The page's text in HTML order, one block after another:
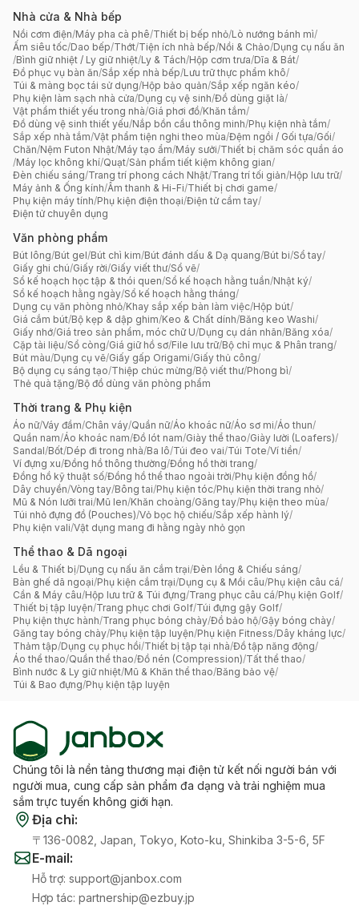
Nhà cửa & Nhà bếp
Nồi cơm điện/Máy pha cà phê/Thiết bị bếp nhỏ/Lò nướng bánh mì/
Ấm siêu tốc/Dao bếp/Thớt/Tiện ích nhà bếp/Nồi & Chảo/Dụng cụ nấu ăn
/Bình giữ nhiệt / Ly giữ nhiệt/Ly & Tách/Hộp cơm trưa/Dĩa & Bát/
Đồ phục vụ bàn ăn/Sắp xếp nhà bếp/Lưu trữ thực phẩm khô/
Túi & màng bọc tái sử dụng/Hộp bảo quản/Sắp xếp ngăn kéo/
Phụ kiện làm sạch nhà cửa/Dụng cụ vệ sinh/Đồ dùng giặt là/
Vật phẩm thiết yếu trong nhà/Giá phơi đồ/Khăn tắm/
Đồ dùng vệ sinh thiết yếu/Nắp bồn cầu thông minh/Phụ kiện nhà tắm/
Sắp xếp nhà tắm/Vật phẩm tiện nghi theo mùa/Đệm ngồi / Gối tựa/Gối/
Chăn/Nệm Futon Nhật/Máy tạo ẩm/Máy sưởi/Thiết bị chăm sóc quần áo
/Máy lọc không khí/Quạt/Sản phẩm tiết kiệm không gian/
Đèn chiếu sáng/Trang trí phong cách Nhật/Trang trí tối giản/Hộp lưu trữ/
Máy ảnh & Ống kính/Âm thanh & Hi-Fi/Thiết bị chơi game/
Phụ kiện máy tính/Phụ kiện điện thoại/Điện tử cầm tay/
Điện tử chuyên dụng
Văn phòng phẩm
Bút lông/Bút gel/Bút chì kim/Bút đánh dấu & Dạ quang/Bút bi/Sổ tay/
Giấy ghi chú/Giấy rời/Giấy viết thư/Sổ vẽ/
Sổ kế hoạch học tập & thói quen/Sổ kế hoạch hằng tuần/Nhật ký/
Sổ kế hoạch hằng ngày/Sổ kế hoạch hằng tháng/
Dụng cụ văn phòng nhỏ/Khay sắp xếp bàn làm việc/Hộp bút/
Giá cắm bút/Bộ kẹp & dập ghim/Keo & Chất dính/Băng keo Washi/
Giấy nhớ/Giá treo sản phẩm, móc chữ U/Dụng cụ dán nhãn/Băng xóa/
Cặp tài liệu/Sổ còng/Giá giữ hồ sơ/File lưu trữ/Bộ chỉ mục & Phân trang/
Bút màu/Dụng cụ vẽ/Giấy gấp Origami/Giấy thủ công/
Bộ dụng cụ sáng tạo/Thiệp chúc mừng/Bộ viết thư/Phong bì/
Thẻ quà tặng/Bộ đồ dùng văn phòng phẩm
Thời trang & Phụ kiện
Áo nữ/Váy đầm/Chân váy/Quần nữ/Áo khoác nữ/Áo sơ mi/Áo thun/
Quần nam/Áo khoác nam/Đồ lót nam/Giày thể thao/Giày lười (Loafers)/
Sandal/Bốt/Dép đi trong nhà/Ba lô/Túi đeo vai/Túi Tote/Ví tiền/
Ví đựng xu/Đồng hồ thông thường/Đồng hồ thời trang/
Đồng hồ kỹ thuật số/Đồng hồ thể thao ngoài trời/Phụ kiện đồng hồ/
Dây chuyền/Vòng tay/Bông tai/Phụ kiện tóc/Phụ kiện thời trang nhỏ/
Mũ & Nón lưỡi trai/Mũ len/Khăn choàng/Găng tay/Phụ kiện theo mùa/
Túi nhỏ đựng đồ (Pouches)/Vỏ bọc hộ chiếu/Sắp xếp hành lý/
Phụ kiện vali/Vật dụng mang đi hằng ngày nhỏ gọn
Thể thao & Dã ngoại
Lều & Thiết bị/Dụng cụ nấu ăn cắm trại/Đèn lồng & Chiếu sáng/
Bàn ghế dã ngoại/Phụ kiện cắm trại/Dụng cụ & Mồi câu/Phụ kiện câu cá/
Cần & Máy câu/Hộp lưu trữ & Túi đựng/Trang phục câu cá/Phụ kiện Golf/
Thiết bị tập luyện/Trang phục chơi Golf/Túi đựng gậy Golf/
Phụ kiện thực hành/Trang phục bóng chày/Đồ bảo hộ/Gậy bóng chày/
Găng tay bóng chày/Phụ kiện tập luyện/Phụ kiện Fitness/Dây kháng lực/
Thảm tập/Dụng cụ phục hồi/Thiết bị tập tại nhà/Đồ tập năng động/
Áo thể thao/Quần thể thao/Đồ nén (Compression)/Tất thể thao/
Bình nước & Ly giữ nhiệt/Mũ & Khăn thể thao/Băng bảo vệ/
Túi & Bao đựng/Phụ kiện tập luyện
Chúng tôi là nền tảng thương mại điện tử kết nối người bán với
người mua, cung cấp sản phẩm đa dạng và trải nghiệm mua
sắm trực tuyến không giới hạn.
Địa chỉ:
〒136-0082, Japan, Tokyo, Koto-ku, Shinkiba 3-5-6, 5F
E-mail:
Hỗ trợ: support@janbox.com
Hợp tác: partnership@ezbuy.jp